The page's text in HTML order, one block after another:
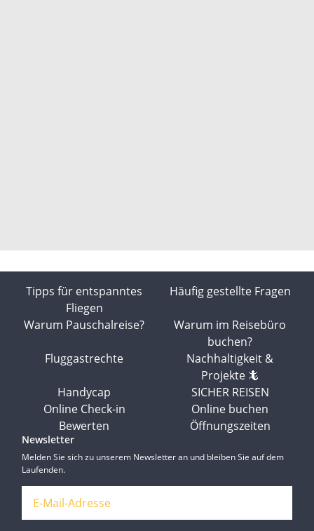
Tipps für entspanntes
Fliegen
Häufig gestellte Fragen
Warum Pauschalreise?
Warum im Reisebüro
buchen?
Fluggastrechte
Nachhaltigkeit &
Projekte 🦎
Handycap
SICHER REISEN
Online Check-in
Online buchen
Bewerten
Öffnungszeiten
Newsletter
Melden Sie sich zu unserem Newsletter an und bleiben Sie auf dem
Laufenden.